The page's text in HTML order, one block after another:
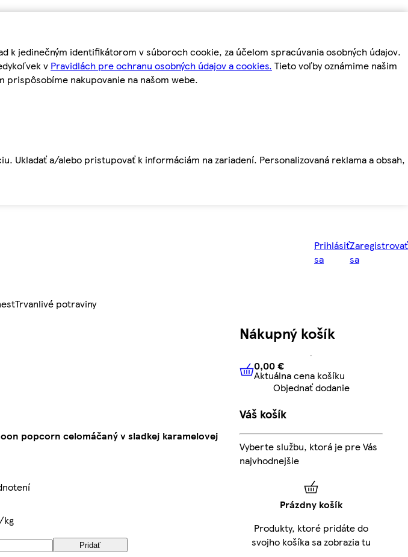
jedinečným identifikátorom v súboroch cookie, za účelom spracúvania osobných údajov.
v Pravidlách pre ochranu osobných údajov a cookies. Tieto voľby oznámime našim
prispôsobíme nakupovanie na našom webe.
Ukladať a/alebo pristupovať k informáciám na zariadení. Personalizovaná reklama a obsah,
Prihlásiť
sa
Zaregistrovať
sa
Trvanlivé potraviny
popcorn celomáčaný v sladkej karamelovej
kg
Pridať
Nákupný košík
0,00 € Aktuálna cena košíku
0,00 €
Aktuálna cena košíku
Objednať dodanie
Váš košík
Vyberte službu, ktorá je pre Vás
najvhodnejšie
Prázdny košík
Produkty, ktoré pridáte do
svojho košíka sa zobrazia tu